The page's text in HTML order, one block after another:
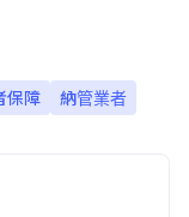
保障 納管業者